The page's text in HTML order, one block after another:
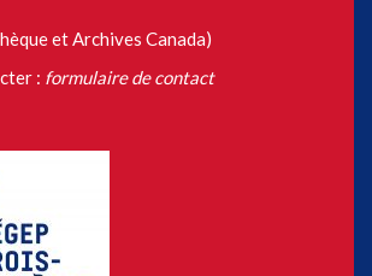
et Archives Canada)
: formulaire de contact